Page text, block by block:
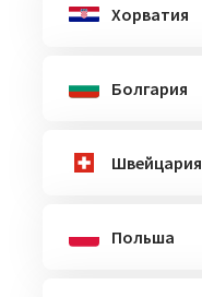
Хорватия
Болгария
Швейцария
Польша